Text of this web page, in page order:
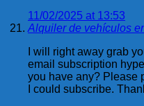
11/02/2025 at 13:53
Alquiler de vehículos
I will right away grab
email subscription
you have any? Please
I could subscribe.